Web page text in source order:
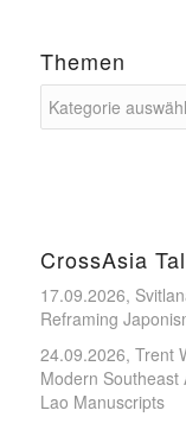
Themen
CrossAsia
17.09.2026,
Reframing
24.09.2026, Trent
Modern
Lao Manuscripts